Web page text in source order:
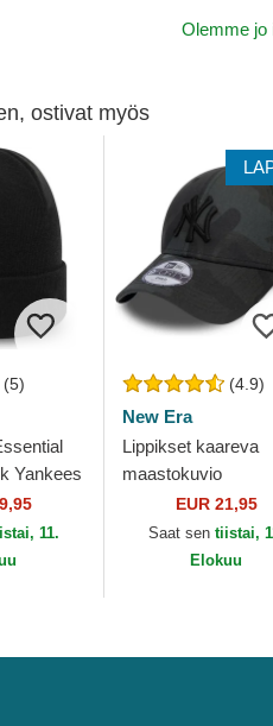
Olemme jo
ostivat myös
Yankees
11.
(4.9)
New Era
Lippikset kaareva
maastokuvio
säädettävä nauha
lapsille 9FORTY
Essential New York
EUR 21,95
Saat sen tiistai,
Elokuu